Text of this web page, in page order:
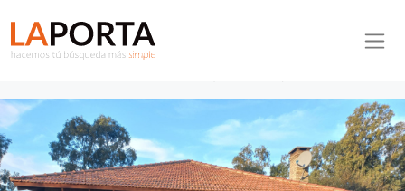
Inicio
Casa ID.940/Casa-en-Venta-en-Punta-del-Este-(Ocean-Park) -